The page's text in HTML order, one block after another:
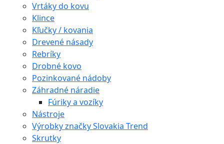
Vrtáky do kovu
Klince
Kľučky / kovania
Drevené násady
Rebríky
Drobné kovo
Pozinkované nádoby
Záhradné náradie
Fúriky a vozíky
Nástroje
Výrobky značky Slovakia Trend
Skrutky